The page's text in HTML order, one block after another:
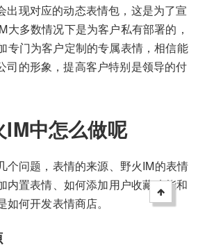
出现对应的动态表情包，这是为了宣
大多数情况下是为客户私有部署的，
专门为客户定制的专属表情，相信能
司的形象，提高客户特别是领导的付
中怎么做呢
个问题，表情的来源、野火IM的表情
内置表情、如何添加用户收藏功能和
何开发表情商店。